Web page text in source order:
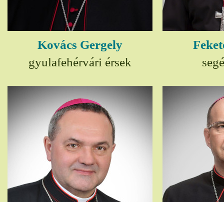
Kovács Gergely
gyulafehérvári érsek